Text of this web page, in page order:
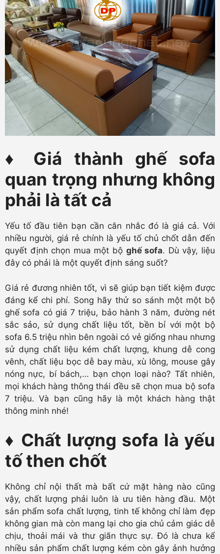
♦ Giá thành ghế sofa
quan trọng nhưng không
phải là tất cả
Yếu tố đầu tiên bạn cần cân nhắc đó là giá cả. Với
nhiều người, giá rẻ chính là yếu tố chủ chốt dẫn đến
quyết định chọn mua một bộ ghế sofa. Dù vậy, liệu
đây có phải là một quyết định sáng suốt?
Giá rẻ đương nhiên tốt, vì sẽ giúp bạn tiết kiệm được
đáng kể chi phí. Song hãy thử so sánh một một bộ
ghế sofa có giá 7 triệu, bảo hành 3 năm, đường nét
sắc sảo, sử dụng chất liệu tốt, bền bỉ với một bộ
sofa 6.5 triệu nhìn bên ngoài có vẻ giống nhau nhưng
sử dụng chất liệu kém chất lượng, khung dễ cong
vênh, chất liệu bọc dễ bay màu, xù lông, mouse gây
nóng nực, bí bách,… bạn chọn loại nào? Tất nhiên,
mọi khách hàng thông thái đều sẽ chọn mua bộ sofa
7 triệu. Và bạn cũng hãy là một khách hàng thật
thông minh nhé!
♦ Chất lượng sofa là yếu
tố then chốt
Không chỉ nội thất mà bất cứ mặt hàng nào cũng
vậy, chất lượng phải luôn là ưu tiên hàng đầu. Một
sản phẩm sofa chất lượng, tinh tế không chỉ làm đẹp
không gian mà còn mang lại cho gia chủ cảm giác dễ
chịu, thoải mái và thư giãn thực sự. Đó là chưa kể
nhiều sản phẩm chất lượng kém còn gây ảnh hưởng